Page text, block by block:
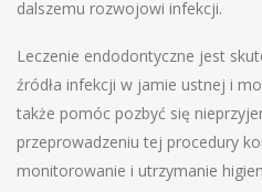
dalszemu rozwojowi infekcji.
Leczenie endodontyczne jest
źródła infekcji w jamie ustnej i
także pomóc pozbyć się
przeprowadzeniu tej procedury
monitorowanie i utrzymanie